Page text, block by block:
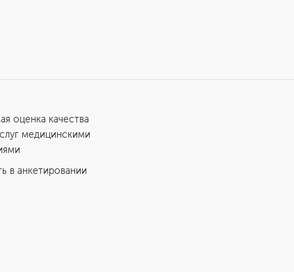
оценка качества
медицинскими
в анкетировании